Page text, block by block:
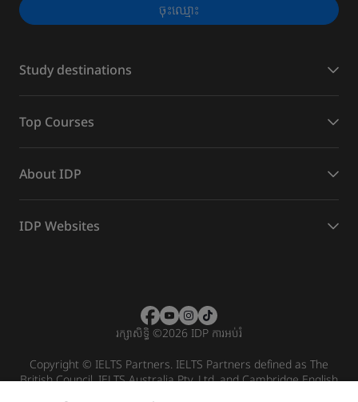
ចុះ​ឈ្មោះ
Study destinations
Top Courses
About IDP
IDP Websites
រក្សាសិទ្ធិ ©2026 IDP ការអប់រំ
Copyright © IELTS Partners. IELTS Partners defined as The
British Council, IELTS Australia Pty. Ltd. and Cambridge English